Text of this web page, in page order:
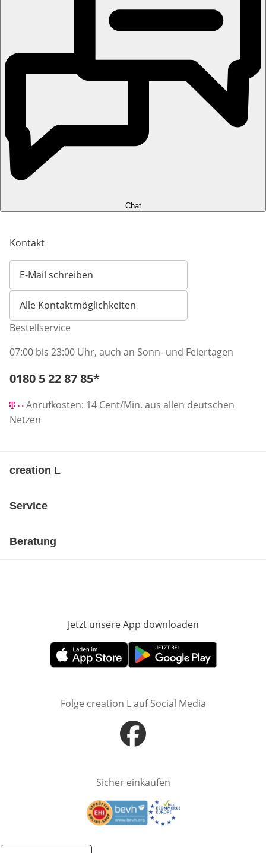
Chat
Kontakt
E-Mail schreiben
Öffnet E-Mail-Client
Alle Kontaktmöglichkeiten
Bestellservice
07:00 bis 23:00 Uhr, auch an Sonn- und Feiertagen
Telefonnummer:
0180 5 22 87 85*
Anrufkosten: 14 Cent/Min. aus allen deutschen
Netzen
creation L
Service
Beratung
Jetzt unsere App downloaden
Öffnet in neuem FensterÖffnet in neuem Fenster
Folge creation L auf Social Media
Öffnet in neuem Fenster
Sicher einkaufen
Öffnet in neuem FensterÖffnet in neuem Fenster